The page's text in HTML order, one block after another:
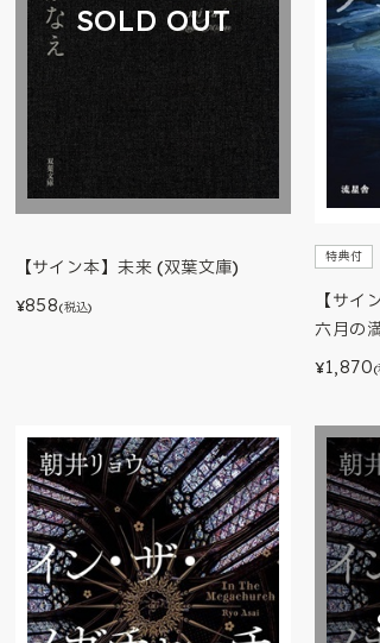
SOLD OUT
【サイン本】未来 (双葉文庫)
¥858(税込)
特典付
【サイ
六月の
¥1,870